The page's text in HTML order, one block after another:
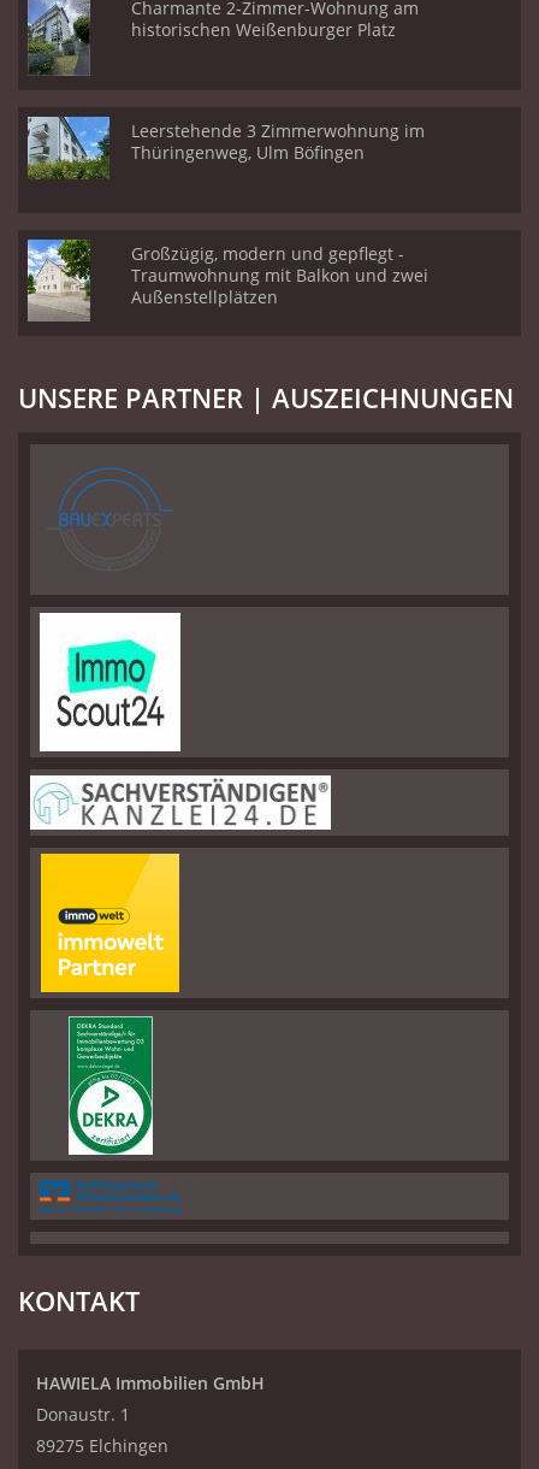
Charmante 2-Zimmer-Wohnung am
historischen Weißenburger Platz
Leerstehende 3 Zimmerwohnung im
Thüringenweg, Ulm Böfingen
Großzügig, modern und gepflegt -
Traumwohnung mit Balkon und zwei
Außenstellplätzen
UNSERE PARTNER | AUSZEICHNUNGEN
KONTAKT
HAWIELA Immobilien GmbH
Donaustr. 1
89275 Elchingen